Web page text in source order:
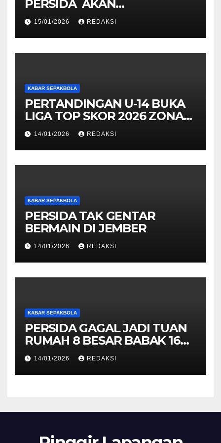
PERSIDA AKAN
BERPAMITAN KE BUPATI
SIDOARJO
15/01/2026 REDAKSI
KABAR SEPAKBOLA
PERTANDINGAN U-14 BUKA
LIGA TOP SKOR 2026 ZONA
SURABAYA
14/01/2026 REDAKSI
KABAR SEPAKBOLA
PERSIDA TAK GENTAR
BERMAIN DI JEMBER
14/01/2026 REDAKSI
KABAR SEPAKBOLA
PERSIDA GAGAL JADI TUAN
RUMAH 8 BESAR BABAK 16
BESAR LIGA 4 JATIM
14/01/2026 REDAKSI